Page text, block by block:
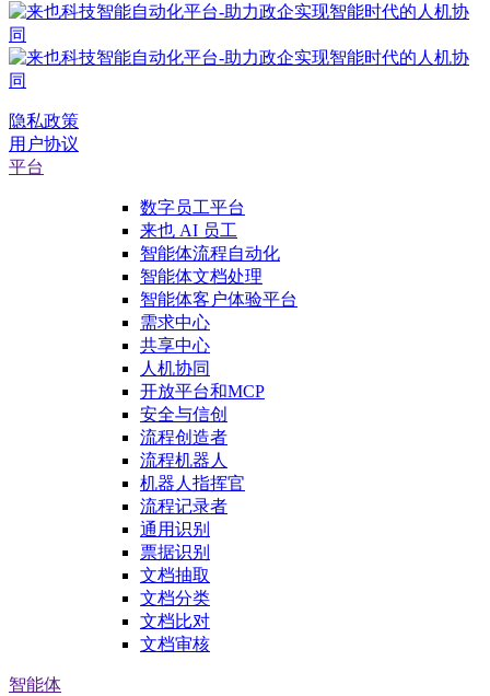
隐私政策
用户协议
平台
数字员工平台
来也 AI 员工
智能体流程自动化
智能体文档处理
智能体客户体验平台
需求中心
共享中心
人机协同
开放平台和MCP
安全与信创
流程创造者
流程机器人
机器人指挥官
流程记录者
通用识别
票据识别
文档抽取
文档分类
文档比对
文档审核
智能体